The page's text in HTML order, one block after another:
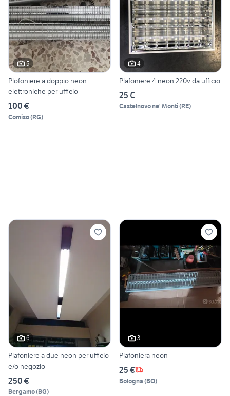
5
Plofoniere a doppio neon
elettroniche per ufficio
100 €
Comiso(RG)
4
Plafoniere 4 neon 220v da ufficio
25 €
Castelnovo ne' Monti(RE)
6
Plafoniere a due neon per ufficio
e/o negozio
250 €
Bergamo(BG)
3
Plafoniera neon
25 €
Bologna (BO)